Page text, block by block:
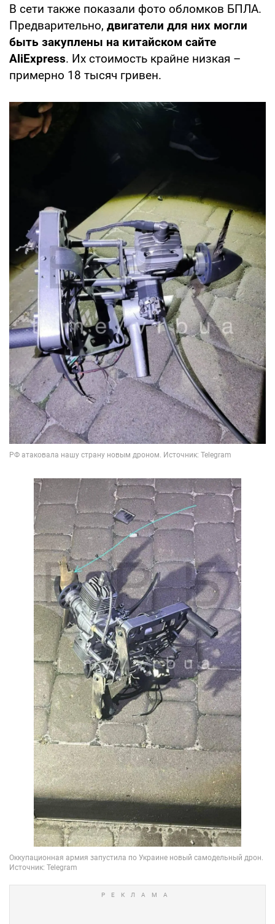
В сети также показали фото обломков БПЛА.
Предварительно, двигатели для них могли
быть закуплены на китайском сайте
AliExpress. Их стоимость крайне низкая –
примерно 18 тысяч гривен.